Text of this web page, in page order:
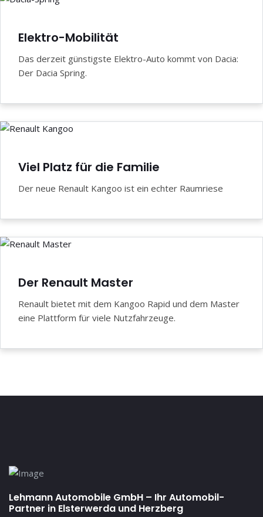
Elektro-Mobilität
Das derzeit günstigste Elektro-Auto kommt von Dacia:
Der Dacia Spring.
Viel Platz für die Familie
Der neue Renault Kangoo ist ein echter Raumriese
Der Renault Master
Renault bietet mit dem Kangoo Rapid und dem Master
eine Plattform für viele Nutzfahrzeuge.
Lehmann Automobile GmbH – Ihr Automobil-
Partner in Elsterwerda und Herzberg